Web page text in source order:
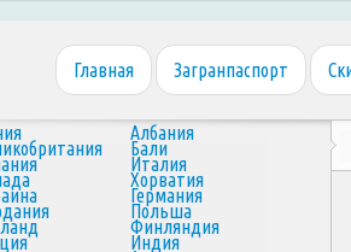
Главная Загранпаспорт
Албания
Бали
Италия
Хорватия
Германия
Польша
Финляндия
Индия